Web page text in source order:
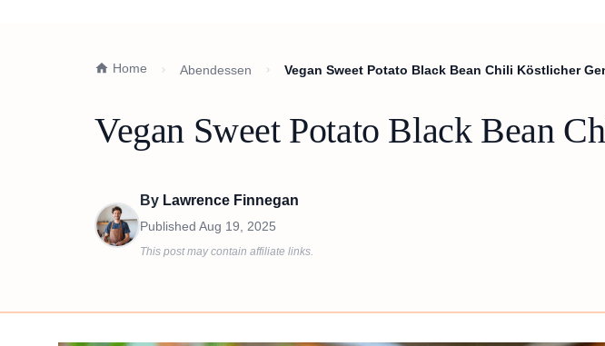
Home Abendessen Vegan Sweet Potato Black Bean Chili Köstlicher
Vegan Sweet Potato Black Bean
By Lawrence Finnegan
Published Aug 19, 2025
This post may contain affiliate links.